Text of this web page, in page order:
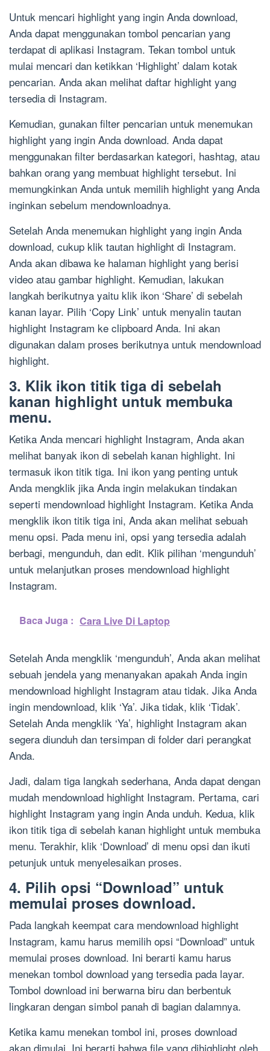
Untuk mencari highlight yang ingin Anda download,
Anda dapat menggunakan tombol pencarian yang
terdapat di aplikasi Instagram. Tekan tombol untuk
mulai mencari dan ketikkan ‘Highlight’ dalam kotak
pencarian. Anda akan melihat daftar highlight yang
tersedia di Instagram.
Kemudian, gunakan filter pencarian untuk menemukan
highlight yang ingin Anda download. Anda dapat
menggunakan filter berdasarkan kategori, hashtag, atau
bahkan orang yang membuat highlight tersebut. Ini
memungkinkan Anda untuk memilih highlight yang Anda
inginkan sebelum mendownloadnya.
Setelah Anda menemukan highlight yang ingin Anda
download, cukup klik tautan highlight di Instagram.
Anda akan dibawa ke halaman highlight yang berisi
video atau gambar highlight. Kemudian, lakukan
langkah berikutnya yaitu klik ikon ‘Share’ di sebelah
kanan layar. Pilih ‘Copy Link’ untuk menyalin tautan
highlight Instagram ke clipboard Anda. Ini akan
digunakan dalam proses berikutnya untuk mendownload
highlight.
3. Klik ikon titik tiga di sebelah
kanan highlight untuk membuka
menu.
Ketika Anda mencari highlight Instagram, Anda akan
melihat banyak ikon di sebelah kanan highlight. Ini
termasuk ikon titik tiga. Ini ikon yang penting untuk
Anda mengklik jika Anda ingin melakukan tindakan
seperti mendownload highlight Instagram. Ketika Anda
mengklik ikon titik tiga ini, Anda akan melihat sebuah
menu opsi. Pada menu ini, opsi yang tersedia adalah
berbagi, mengunduh, dan edit. Klik pilihan ‘mengunduh’
untuk melanjutkan proses mendownload highlight
Instagram.
Baca Juga : Cara Live Di Laptop
Setelah Anda mengklik ‘mengunduh’, Anda akan melihat
sebuah jendela yang menanyakan apakah Anda ingin
mendownload highlight Instagram atau tidak. Jika Anda
ingin mendownload, klik ‘Ya’. Jika tidak, klik ‘Tidak’.
Setelah Anda mengklik ‘Ya’, highlight Instagram akan
segera diunduh dan tersimpan di folder dari perangkat
Anda.
Jadi, dalam tiga langkah sederhana, Anda dapat dengan
mudah mendownload highlight Instagram. Pertama, cari
highlight Instagram yang ingin Anda unduh. Kedua, klik
ikon titik tiga di sebelah kanan highlight untuk membuka
menu. Terakhir, klik ‘Download’ di menu opsi dan ikuti
petunjuk untuk menyelesaikan proses.
4. Pilih opsi “Download” untuk
memulai proses download.
Pada langkah keempat cara mendownload highlight
Instagram, kamu harus memilih opsi “Download” untuk
memulai proses download. Ini berarti kamu harus
menekan tombol download yang tersedia pada layar.
Tombol download ini berwarna biru dan berbentuk
lingkaran dengan simbol panah di bagian dalamnya.
Ketika kamu menekan tombol ini, proses download
akan dimulai. Ini berarti bahwa file yang dihighlight oleh